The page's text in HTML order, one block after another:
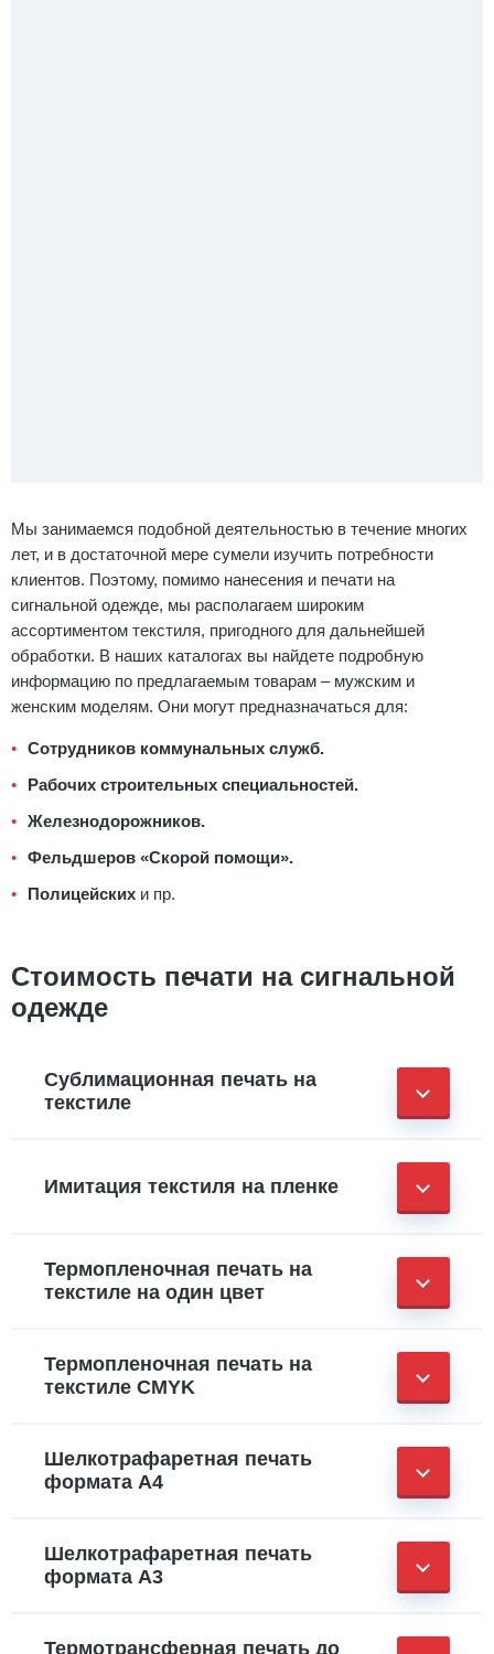
Мы занимаемся подобной деятельностью в течение многих
лет, и в достаточной мере сумели изучить потребности
клиентов. Поэтому, помимо нанесения и печати на
сигнальной одежде, мы располагаем широким
ассортиментом текстиля, пригодного для дальнейшей
обработки. В наших каталогах вы найдете подробную
информацию по предлагаемым товарам – мужским и
женским моделям. Они могут предназначаться для:
Сотрудников коммунальных служб.
Рабочих строительных специальностей.
Железнодорожников.
Фельдшеров «Скорой помощи».
Полицейских и пр.
Стоимость печати на сигнальной
одежде
Сублимационная печать на
текстиле
Имитация текстиля на пленке
Термопленочная печать на
текстиле на один цвет
Термопленочная печать на
текстиле CMYK
Шелкотрафаретная печать
формата А4
Шелкотрафаретная печать
формата А3
Термотрансферная печать до